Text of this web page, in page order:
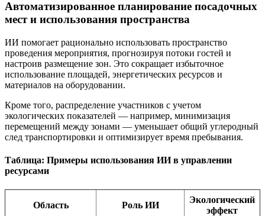
Автоматизированное планирование посадочных
мест и использования пространства
ИИ помогает рационально использовать пространство
проведения мероприятия, прогнозируя потоки гостей и
настроив размещение зон. Это сокращает избыточное
использование площадей, энергетических ресурсов и
материалов на оборудовании.
Кроме того, распределение участников с учетом
экологических показателей — например, минимизация
перемещений между зонами — уменьшает общий углеродный
след транспортировки и оптимизирует время пребывания.
Таблица: Примеры использования ИИ в управлении
ресурсами
Область Роль ИИ
Экологический
эффект